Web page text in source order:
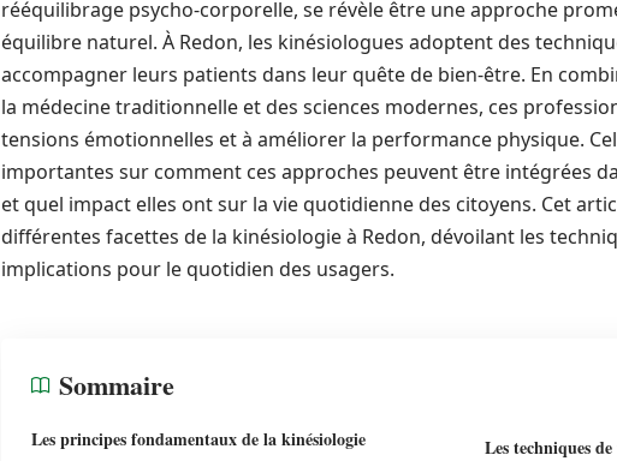
rééquilibrage psycho-corporelle, se révèle être une approche
équilibre naturel. À Redon, les kinésiologues adoptent des
accompagner leurs patients dans leur quête de bien-être. En
la médecine traditionnelle et des sciences modernes, ces
tensions émotionnelles et à améliorer la performance physique.
importantes sur comment ces approches peuvent être intégrées
et quel impact elles ont sur la vie quotidienne des citoyens. Cet
différentes facettes de la kinésiologie à Redon, dévoilant les
implications pour le quotidien des usagers.
Sommaire
Les principes fondamentaux de la kinésiologie
Les techniques